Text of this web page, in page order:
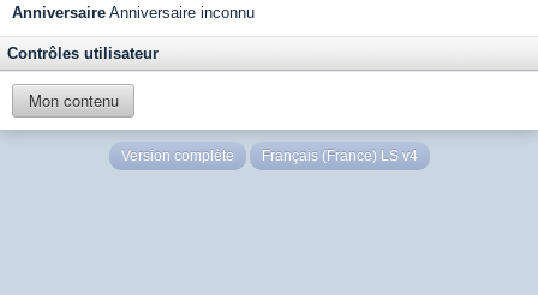
Anniversaire Anniversaire inconnu
Contrôles utilisateur
Mon contenu
Version complète Français (France) LS v4